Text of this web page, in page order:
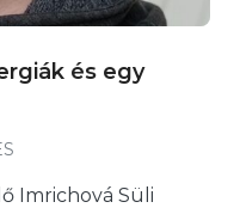
és egy
Imrichová Süli